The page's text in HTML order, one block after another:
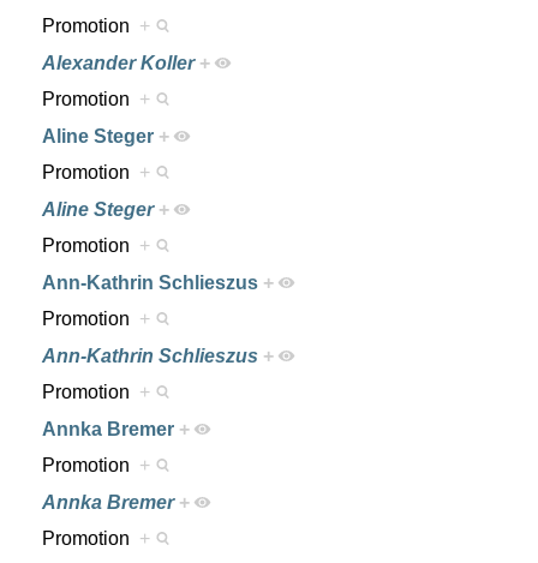
Promotion +
Alexander Koller +
Promotion +
Aline Steger +
Promotion +
Aline Steger +
Promotion +
Ann-Kathrin Schlieszus +
Promotion +
Ann-Kathrin Schlieszus +
Promotion +
Annka Bremer +
Promotion +
Annka Bremer +
Promotion +